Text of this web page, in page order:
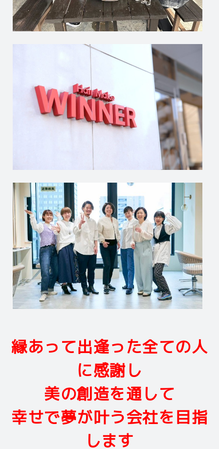
縁あって出逢った全ての人
に感謝し
美の創造を通して
幸せで夢が叶う会社を目指
します